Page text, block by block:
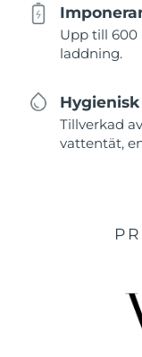
Upp till 600
laddning.
Tillverkad
vattentät,